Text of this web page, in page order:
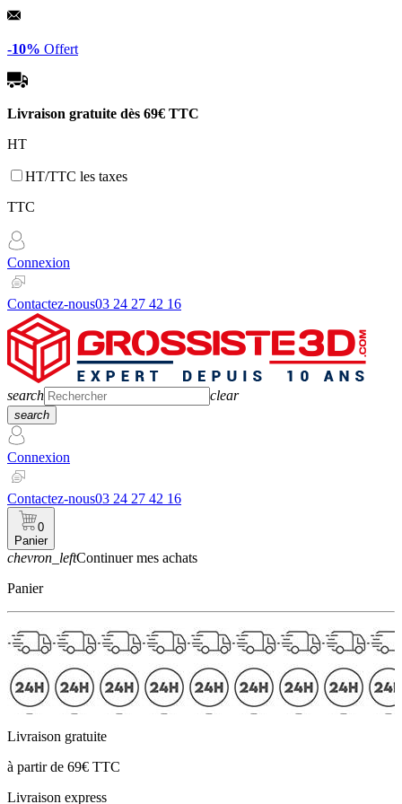
Panneau de gestion des cookies
-10% Offert
Livraison gratuite dès 69€ TTC
HT
HT/TTC les taxes
TTC
Connexion
Contactez-nous03 24 27 42 16
search clear
search
Connexion
Contactez-nous03 24 27 42 16
0
Panier
chevron_leftContinuer mes achats
Panier
Livraison gratuite
à partir de 69€ TTC
Livraison express